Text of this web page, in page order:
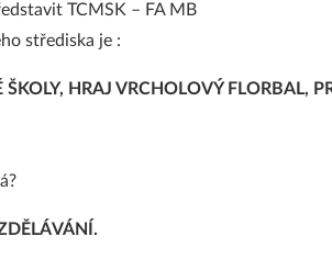
TCMSK – FA MB
střediska je :
ŠKOLY, HRAJ VRCHOLOVÝ FLORBAL,